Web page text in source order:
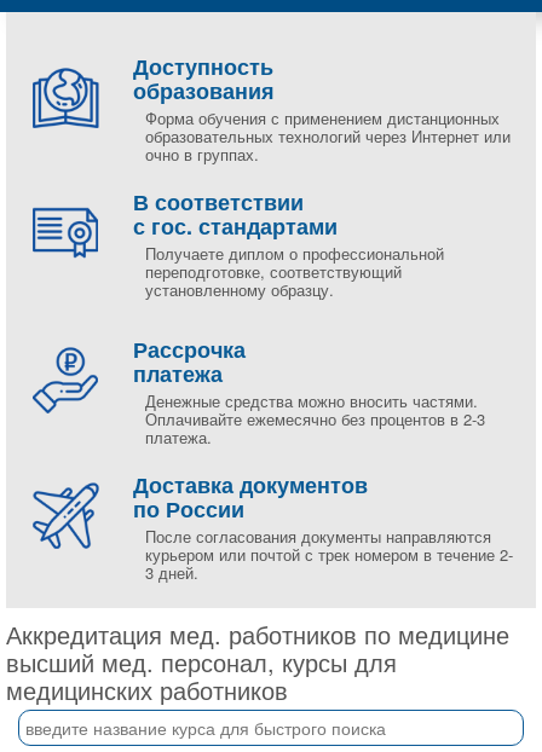
Доступность
образования
Форма обучения с применением дистанционных
образовательных технологий через Интернет или
очно в группах.
В соответствии
с гос. стандартами
Получаете диплом о профессиональной
переподготовке, соответствующий
установленному образцу.
Рассрочка
платежа
Денежные средства можно вносить частями.
Оплачивайте ежемесячно без процентов в 2-3
платежа.
Доставка документов
по России
После согласования документы направляются
курьером или почтой с трек номером в течение 2-
3 дней.
Аккредитация мед. работников по медицине
высший мед. персонал, курсы для
медицинских работников